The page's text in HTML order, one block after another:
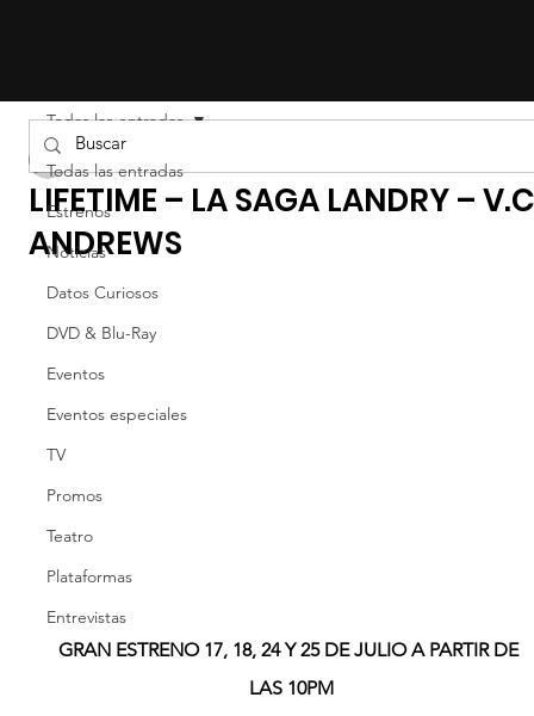
Todas las entradas
Estrenos
Noticias
Datos Curiosos
DVD & Blu-Ray
Eventos
Eventos especiales
TV
Promos
Teatro
Plataformas
Entrevistas
Todas las entradas
LIFETIME – LA SAGA LANDRY –
ANDREWS
GRAN ESTRENO 17, 18, 24 Y 25 DE JULIO A PARTIR DE
LAS 10PM